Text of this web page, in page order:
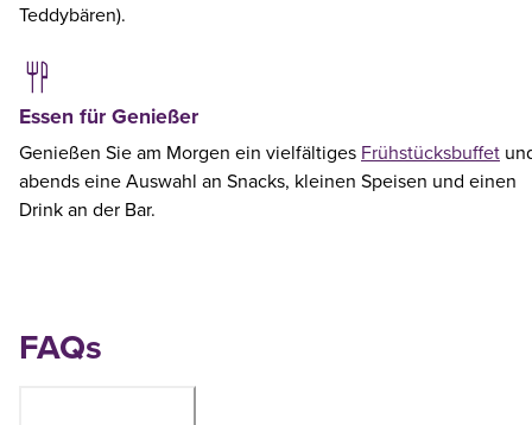
Teddybären).
Essen für Genießer
Genießen Sie am Morgen ein vielfältiges Frühstücksbuffet
abends eine Auswahl an Snacks, kleinen Speisen und einen
Drink an der Bar.
FAQs